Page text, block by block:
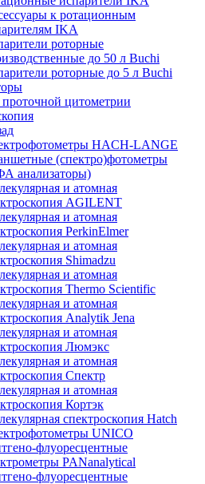
к ротационным
IKA
роторные
до 50 л Buchi
роторные до 5 л Buchi
цитометрии
HACH-LANGE
(спектро)фотометры
анализаторы)
и атомная
AGILENT
и атомная
PerkinElmer
и атомная
Shimadzu
и атомная
Thermo Scientific
и атомная
Analytik Jena
и атомная
Люмэкс
и атомная
Спектр
и атомная
Кортэк
спектроскопия Hatch
UNICO
флуоресцентные
PANanalytical
флуоресцентные